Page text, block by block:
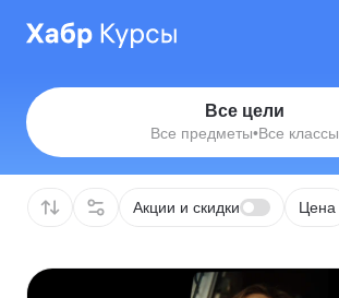
Все цели
Все предметы•Все классы
Акции и скидки Цена